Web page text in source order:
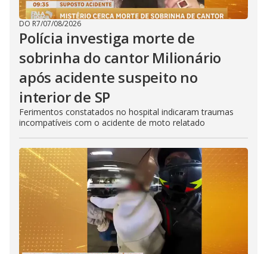
DO R7/07/08/2026
Polícia investiga morte de
sobrinha do cantor Milionário
após acidente suspeito no
interior de SP
Ferimentos constatados no hospital indicaram traumas
incompatíveis com o acidente de moto relatado